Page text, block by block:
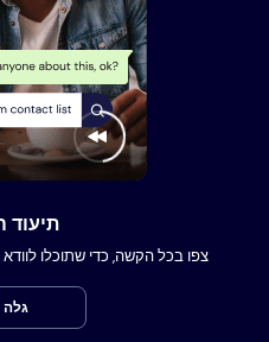
תיעוד
צפו בכל הקשה, כדי שתוכלו
גלה